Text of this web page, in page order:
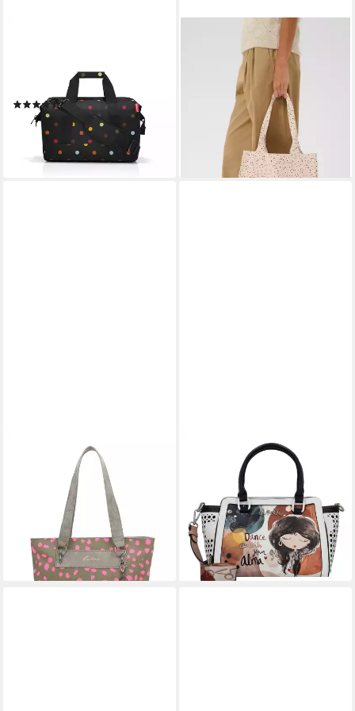
allrounder M (1-tlg), Maße für
Handgepäck
(168)
ab 42,95 €
lieferbar - in 2-3 Werktagen bei dir
+41
SAINT TROPEZ
Handtasche Tasche PansySZ
lieferbar - in 3-4 Werktagen bei dir
FRITZI AUS PREUSSEN
Schultertasche Wudy01
Canvas (Set, 2-tlg)
UVP 79,99 €
lieferbar - in 2-3 Werktagen bei dir
Shopper Alma, Polyurethan
lieferbar - in 2-3 Werktagen bei dir